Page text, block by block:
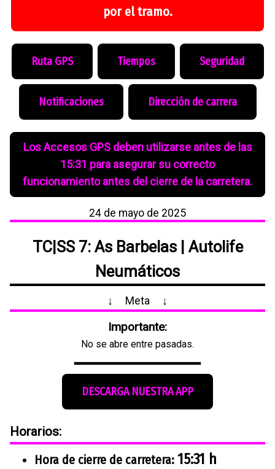
por el tramo.
Ruta GPS Tiempos Seguridad
Notificaciones Dirección de carrera
Los Accesos GPS deben utilizarse antes de las
15:31 para asegurar su correcto
funcionamiento antes del cierre de la carretera.
24 de mayo de 2025
TC|SS 7: As Barbelas | Autolife
Neumáticos
↓ Meta ↓
Importante:
No se abre entre pasadas.
DESCARGA NUESTRA APP
Horarios:
Hora de cierre de carretera: 15:31 h